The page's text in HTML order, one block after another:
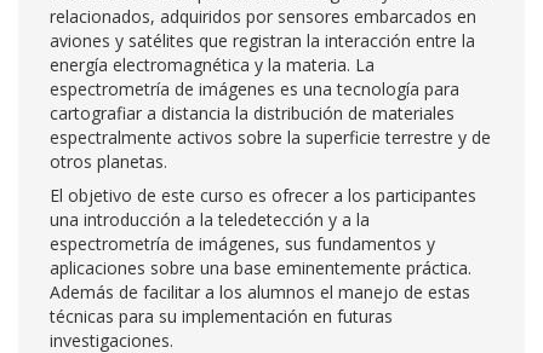
relacionados, adquiridos por sensores embarcados en
aviones y satélites que registran la interacción entre la
energía electromagnética y la materia. La
espectrometría de imágenes es una tecnología para
cartografiar a distancia la distribución de materiales
espectralmente activos sobre la superficie terrestre y de
otros planetas.
El objetivo de este curso es ofrecer a los participantes
una introducción a la teledetección y a la
espectrometría de imágenes, sus fundamentos y
aplicaciones sobre una base eminentemente práctica.
Además de facilitar a los alumnos el manejo de estas
técnicas para su implementación en futuras
investigaciones.